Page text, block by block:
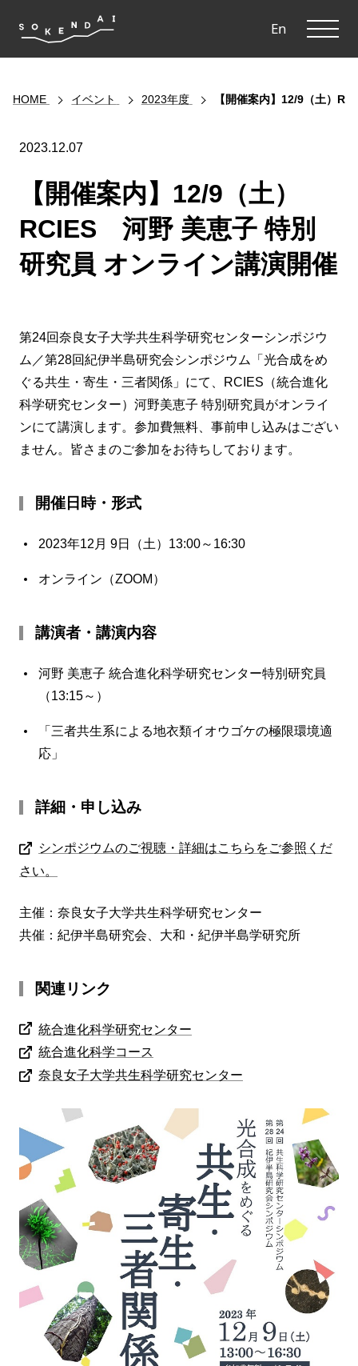
En
HOME イベント 2023年度 【開催案内】12/9（土）
2023.12.07
【開催案内】12/9（土）
RCIES 河野 美恵子 特別
研究員 オンライン講演開催
第24回奈良女子大学共生科学研究センターシンポジウ
ム／第28回紀伊半島研究会シンポジウム「光合成をめ
ぐる共生・寄生・三者関係」にて、RCIES（統合進化
科学研究センター）河野美恵子 特別研究員がオンライ
ンにて講演します。参加費無料、事前申し込みはござい
ません。皆さまのご参加をお待ちしております。
開催日時・形式
2023年12月 9日（土）13:00～16:30
オンライン（ZOOM）
講演者・講演内容
河野 美恵子 統合進化科学研究センター特別研究員
（13:15～）
「三者共生系による地衣類イオウゴケの極限環境適
応」
詳細・申し込み
シンポジウムのご視聴・詳細はこちらをご参照くだ
さい。
主催：奈良女子大学共生科学研究センター
共催：紀伊半島研究会、大和・紀伊半島学研究所
関連リンク
統合進化科学研究センター
統合進化科学コース
奈良女子大学共生科学研究センター